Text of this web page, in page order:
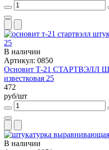
В наличии
Артикул: 0850
Основит Т-21 СТАРТВЭЛЛ
известковая 25
472
руб/шт
В наличии